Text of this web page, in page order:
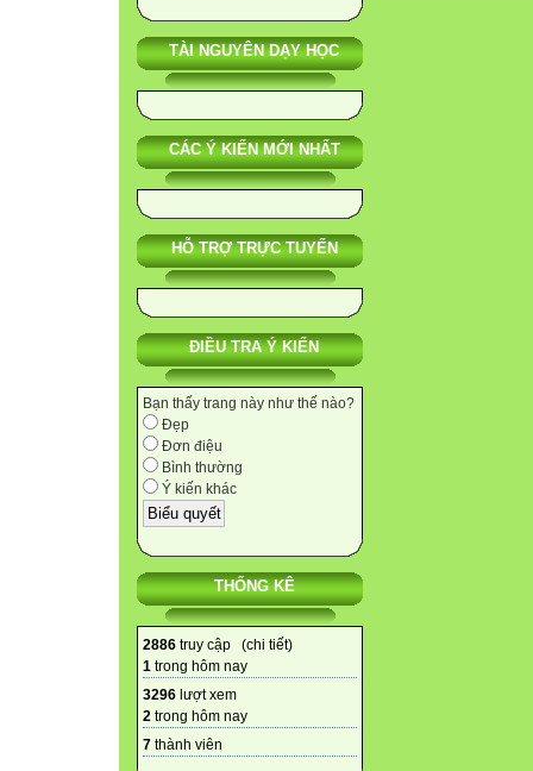
TÀI NGUYÊN DẠY HỌC
CÁC Ý KIẾN MỚI NHẤT
HỖ TRỢ TRỰC TUYẾN
ĐIỀU TRA Ý KIẾN
Bạn thấy trang này như thế nào?
Đẹp
Đơn điệu
Bình thường
Ý kiến khác
THỐNG KÊ
2886 truy cập (chi tiết)
1 trong hôm nay
3296 lượt xem
2 trong hôm nay
7 thành viên